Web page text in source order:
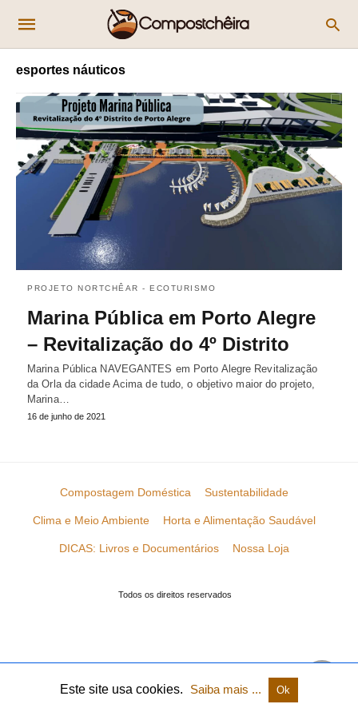
esportes náuticos
PROJETO NORTCHÊAR - ECOTURISMO
Marina Pública em Porto Alegre
– Revitalização do 4º Distrito
Marina Pública NAVEGANTES em Porto Alegre Revitalização
da Orla da cidade Acima de tudo, o objetivo maior do projeto,
Marina…
16 de junho de 2021
Compostagem Doméstica Sustentabilidade
Clima e Meio Ambiente Horta e Alimentação Saudável
DICAS: Livros e Documentários Nossa Loja
Todos os direitos reservados
Este site usa cookies. Saiba mais ... Ok